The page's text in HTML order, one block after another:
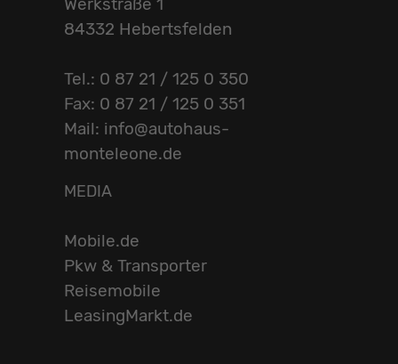
84332 Hebertsfelden
Tel.: 0 87 21 / 125 0 350
Fax: 0 87 21 / 125 0 351
Mail: info@autohaus-
monteleone.de
MEDIA
Mobile.de
Pkw & Transporter
Reisemobile
LeasingMarkt.de